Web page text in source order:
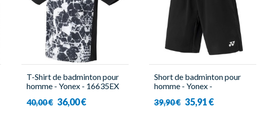
T-Shirt de badminton pour
homme - Yonex - 16635EX
40,00 € 36,00 €
Short de badminton pour
homme - Yonex -
39,90 € 35,91 €